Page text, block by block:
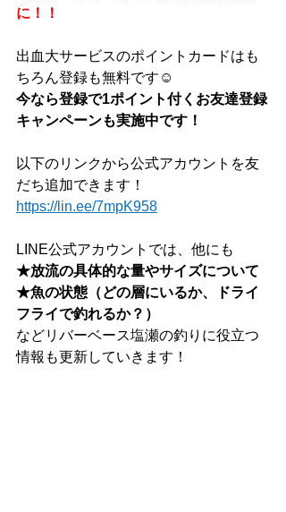
に！！
出血大サービスのポイントカードはも
ちろん登録も無料です☺
今なら登録で1ポイント付くお友達登録
キャンペーンも実施中です！
以下のリンクから公式アカウントを友
だち追加できます！
https://lin.ee/7mpK958
LINE公式アカウントでは、他にも
★放流の具体的な量やサイズについて
★魚の状態（どの層にいるか、ドライ
フライで釣れるか？）
などリバーベース塩瀬の釣りに役立つ
情報も更新していきます！